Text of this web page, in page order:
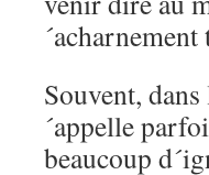
Souvent,
´appelle
beaucoup